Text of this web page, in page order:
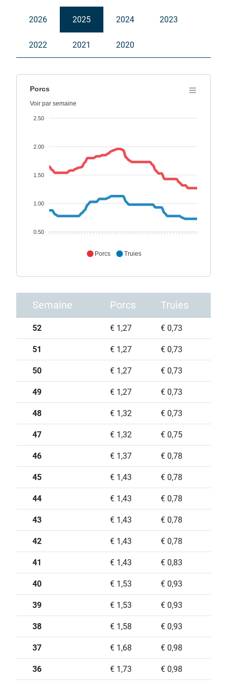
Nederlands
English
2026 2025 2024 2023
2022 2021 2020
Porcs
Voir par semaine
2.50
2.00
1.50
1.00
0.50
Porcs Truies
Semaine Porcs Truies
52 € 1,27 € 0,73
51 € 1,27 € 0,73
50 € 1,27 € 0,73
49 € 1,27 € 0,73
48 € 1,32 € 0,73
47 € 1,32 € 0,75
46 € 1,37 € 0,78
45 € 1,43 € 0,78
44 € 1,43 € 0,78
43 € 1,43 € 0,78
42 € 1,43 € 0,78
41 € 1,43 € 0,83
40 € 1,53 € 0,93
39 € 1,53 € 0,93
38 € 1,58 € 0,93
37 € 1,68 € 0,98
36 € 1,73 € 0,98